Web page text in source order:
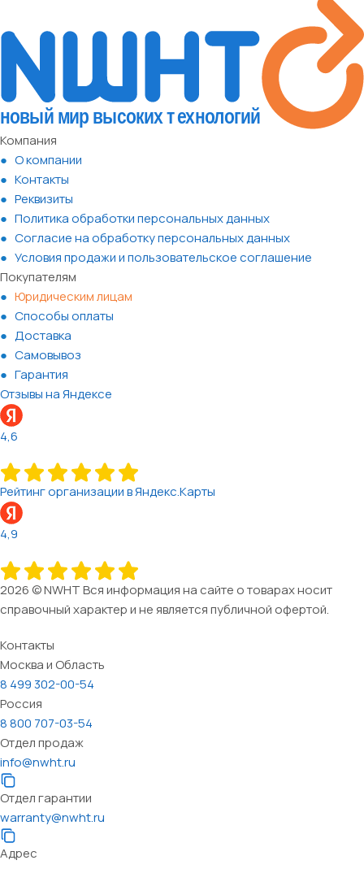
Компания
О компании
Контакты
Реквизиты
Политика обработки персональных данных
Согласие на обработку персональных данных
Условия продажи и пользовательское соглашение
Покупателям
Юридическим лицам
Способы оплаты
Доставка
Самовывоз
Гарантия
Отзывы на Яндексе
4,6
Рейтинг организации в Яндекс.Карты
4,9
2026 © NWHT Вся информация на сайте о товарах носит
справочный характер и не является публичной офертой.
Контакты
Москва и Область
8 499 302-00-54
Россия
8 800 707-03-54
Отдел продаж
info@nwht.ru
Отдел гарантии
warranty@nwht.ru
Адрес